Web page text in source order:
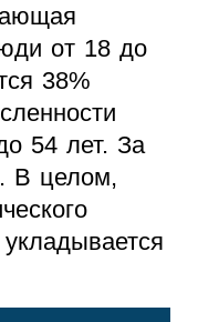
от 18 до
38%
54 лет. За
В целом,